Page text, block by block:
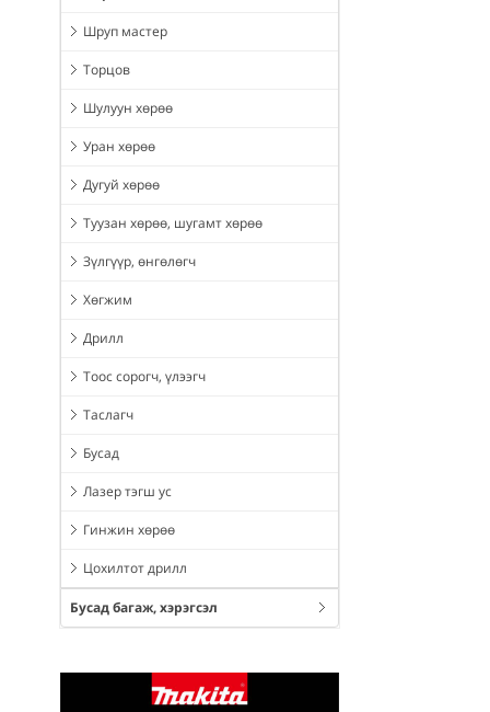
Шруп мастер
Торцов
Шулуун хөрөө
Уран хөрөө
Дугуй хөрөө
Туузан хөрөө, шугамт хөрөө
Зүлгүүр, өнгөлөгч
Хөгжим
Дрилл
Тоос сорогч, үлээгч
Таслагч
Бусад
Лазер тэгш ус
Гинжин хөрөө
Цохилтот дрилл
Бусад багаж, хэрэгсэл